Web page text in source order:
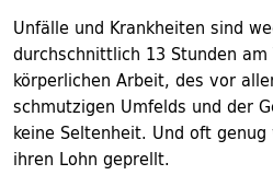
Unfälle und Krankheiten sind
durchschnittlich 13 Stunden am
körperlichen Arbeit, des vor
schmutzigen Umfelds und der
keine Seltenheit. Und oft
ihren Lohn geprellt.